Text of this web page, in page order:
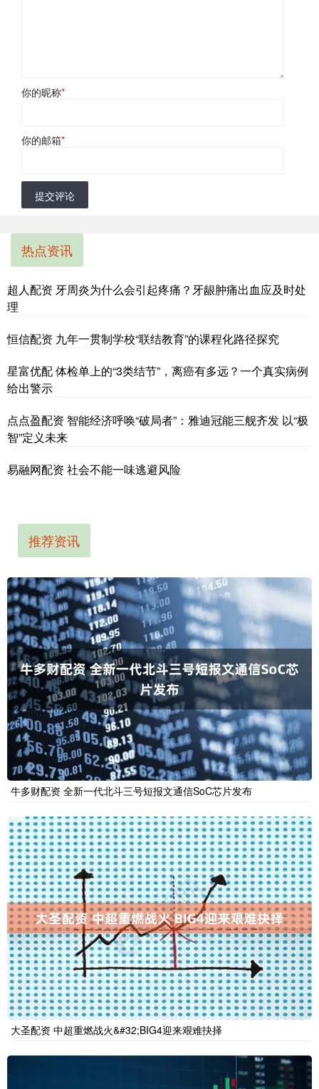
你的昵称*
你的邮箱*
提交评论
热点资讯
超人配资 牙周炎为什么会引起疼痛？牙龈肿痛出血应及时处
理
恒信配资 九年一贯制学校“联结教育”的课程化路径探究
星富优配 体检单上的“3类结节”，离癌有多远？一个真实病例
给出警示
点点盈配资 智能经济呼唤“破局者”：雅迪冠能三舰齐发 以“极
智”定义未来
易融网配资 社会不能一味逃避风险
推荐资讯
牛多财配资 全新一代北斗三号短报文通信SoC芯片发布
大圣配资 中超重燃战火&#32;BIG4迎来艰难抉择